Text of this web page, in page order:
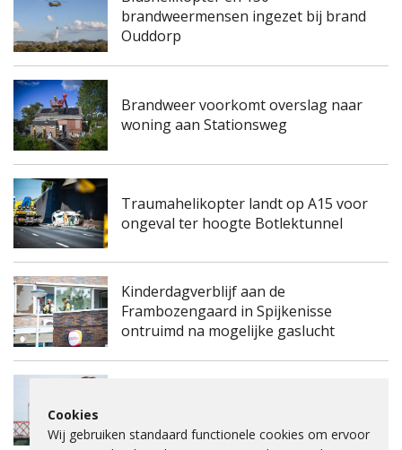
brandweermensen ingezet bij brand
Ouddorp
Brandweer voorkomt overslag naar
woning aan Stationsweg
Traumahelikopter landt op A15 voor
ongeval ter hoogte Botlektunnel
Kinderdagverblijf aan de
Frambozengaard in Spijkenisse
ontruimd na mogelijke gaslucht
Cookies
Wij gebruiken standaard functionele cookies om ervoor